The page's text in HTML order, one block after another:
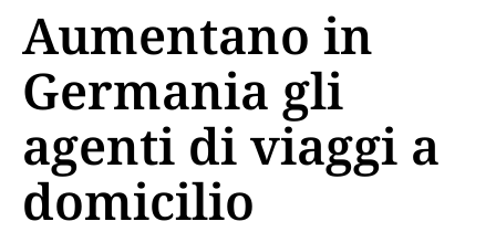
Aumentano in
Germania gli
agenti di viaggi a
domicilio